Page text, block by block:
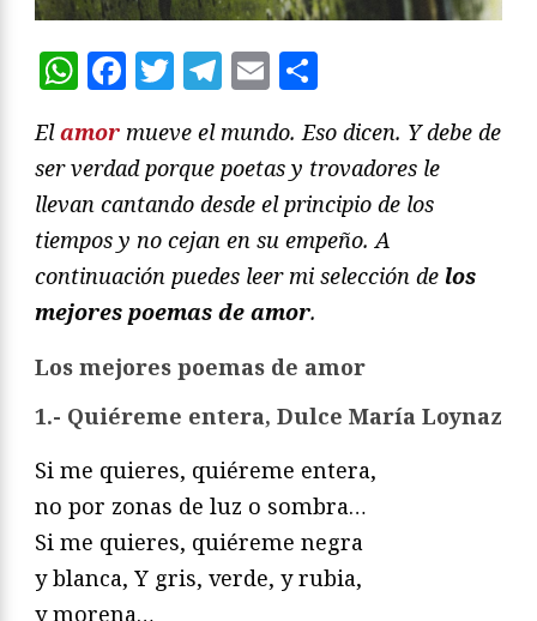
WhatsApp
Facebook
Twitter
Telegram
Email
Elamor mueve el mundo. Eso dicen. Y debe de
ser verdad porque poetas y trovadores le
llevan cantando desde el principio de los
tiempos y no cejan en su empeño. A
continuación puedes leer mi selección de los
mejores poemas de amor.
Los mejores poemas de amor
1.- Quiéreme entera, Dulce María Loynaz
Si me quieres, quiéreme entera,
no por zonas de luz o sombra…
Si me quieres, quiéreme negra
y blanca, Y gris, verde, y rubia,
y morena…